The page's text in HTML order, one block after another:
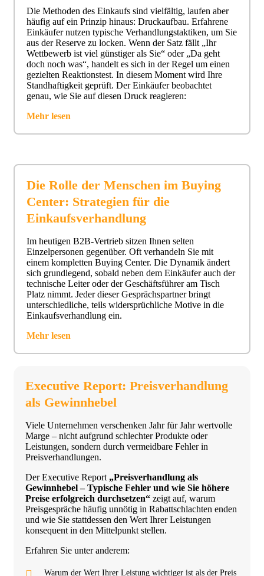
Die Methoden des Einkaufs sind vielfältig, laufen aber
häufig auf ein Prinzip hinaus: Druckaufbau. Erfahrene
Einkäufer nutzen typische Verhandlungstaktiken, um Sie
aus der Reserve zu locken. Wenn der Satz fällt „Ihr
Wettbewerb ist viel günstiger als Sie“ oder „Da geht
doch noch was“, handelt es sich in der Regel um einen
gezielten Reaktionstest. In diesem Moment wird Ihre
Standhaftigkeit geprüft. Der Einkäufer beobachtet
genau, wie Sie auf diesen Druck reagieren:
Mehr lesen
Die Rolle der Menschen im Buying
Center: Strategien für die
Einkaufsverhandlung
Im heutigen B2B-Vertrieb sitzen Ihnen selten
Einzelpersonen gegenüber. Oft verhandeln Sie mit
einem kompletten Buying Center. Die Dynamik ändert
sich grundlegend, sobald neben dem Einkäufer auch der
technische Leiter oder der Geschäftsführer am Tisch
Platz nimmt. Jeder dieser Gesprächspartner bringt
unterschiedliche, teils widersprüchliche Motive in die
Einkaufsverhandlung ein.
Mehr lesen
Executive Report: Preisverhandlung
als Gewinnhebel
Viele Unternehmen verschenken Jahr für Jahr wertvolle
Marge – nicht aufgrund schlechter Produkte oder
Leistungen, sondern durch vermeidbare Fehler in
Preisverhandlungen.
Der Executive Report „Preisverhandlung als
Gewinnhebel – Typische Fehler und wie Sie höhere
Preise erfolgreich durchsetzen“ zeigt auf, warum
Preisgespräche häufig unnötig in Rabattschlachten enden
und wie Sie stattdessen den Wert Ihrer Leistungen
konsequent in den Mittelpunkt stellen.
Erfahren Sie unter anderem:
Warum der Wert Ihrer Leistung wichtiger ist als der Preis